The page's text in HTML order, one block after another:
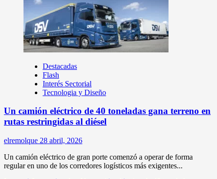
Destacadas
Flash
Interés Sectorial
Tecnologia y Diseño
Un camión eléctrico de 40 toneladas gana terreno en
rutas restringidas al diésel
elremolque 28 abril, 2026
Un camión eléctrico de gran porte comenzó a operar de forma
regular en uno de los corredores logísticos más exigentes...